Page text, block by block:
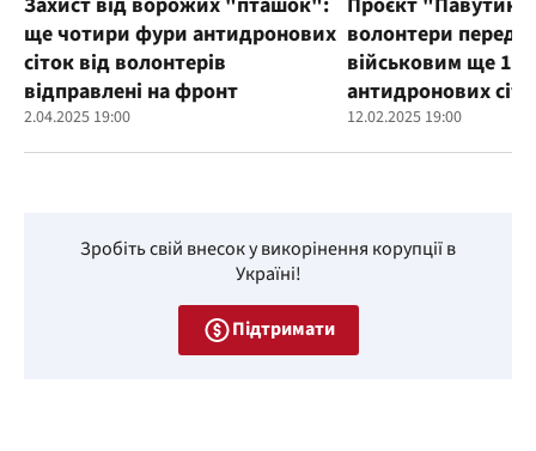
ще чотири фури антидронових
сіток від волонтерів
відправлені на фронт
2.04.2025 19:00
волонтери
військовим ще
антидронових
12.02.2025 19:00
Зробіть свій внесок у викорінення корупції в
Україні!
Підтримати